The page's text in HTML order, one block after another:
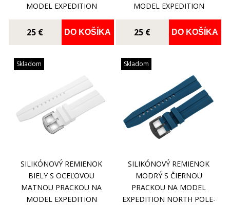
MODEL EXPEDITION
NORTH POLE-1 NH35A-
5955195
25 € DO KOŠÍKA
MODEL EXPEDITION
NORTH POLE-1
25 € DO KOŠÍKA
Skladom
SILIKÓNOVÝ REMIENOK
BIELY S OCEĽOVOU
MATNOU PRACKOU NA
MODEL EXPEDITION
Skladom
SILIKÓNOVÝ REMIENOK
MODRÝ S ČIERNOU
PRACKOU NA MODEL
EXPEDITION NORTH POLE-